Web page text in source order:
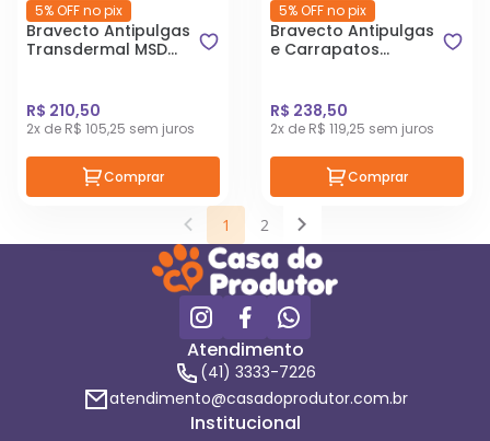
5% OFF no pix
Bravecto Antipulgas
Transdermal MSD
R$ 210,50
2x de R$ 105,25 sem juros
Comprar
5% OFF no pix
Bravecto Antipulgas
e Carrapatos
10kg
R$ 238,50
2x de R$ 119,25 sem juros
Comprar
1 2
Atendimento
(41) 3333-7226
atendimento@casadoprodutor.com.br
Institucional